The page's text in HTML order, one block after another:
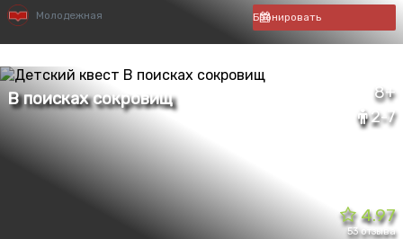
Молодежная Бронировать
8+
2-7
4.97
53 отзыва